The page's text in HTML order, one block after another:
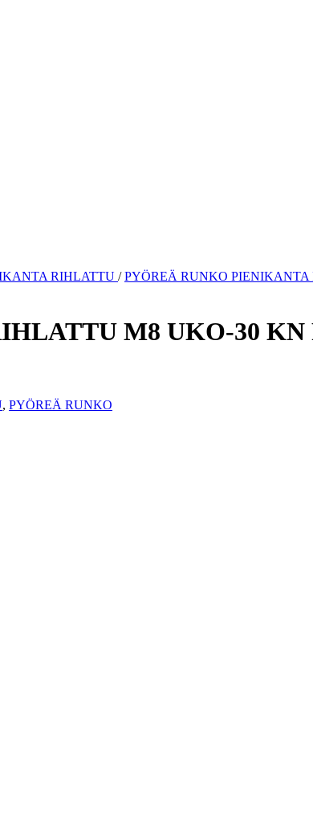
RIHLATTU /PYÖREÄ RUNKO
M8 UKO-30 KN
, PYÖREÄ RUNKO